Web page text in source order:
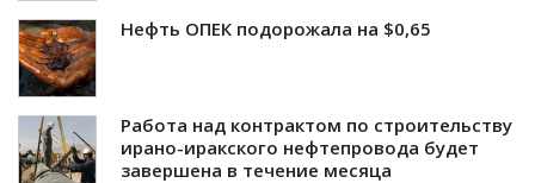
Нефть ОПЕК подорожала на $0,65
Работа над контрактом по строительству
ирано-иракского нефтепровода будет
завершена в течение месяца